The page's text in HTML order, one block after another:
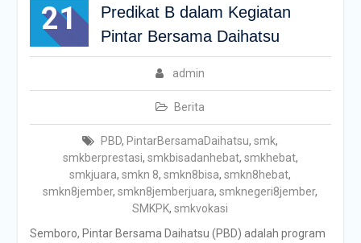
21
Predikat B dalam Kegiatan
Pintar Bersama Daihatsu
admin
Berita
PBD, PintarBersamaDaihatsu,smk,
smkberprestasi, smkbisadanhebat, smkhebat,
smkjuara,smkn 8,smkn8bisa,smkn8hebat,
smkn8jember,smkn8jemberjuara,smknegeri8jember,
SMKPK,smkvokasi
Semboro, Pintar Bersama Daihatsu (PBD) adalah program